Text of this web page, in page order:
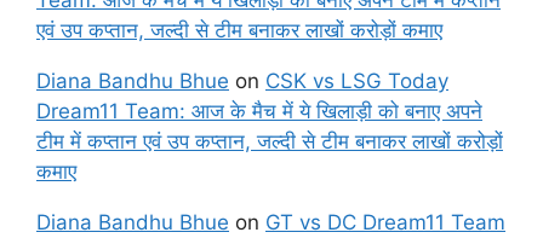
एवं उप कप्तान, जल्दी से टीम बनाकर लाखों करोड़ों कमाए
Diana Bandhu Bhue on CSK vs LSG Today
Dream11 Team: आज के मैच में ये खिलाड़ी को बनाए अपने
टीम में कप्तान एवं उप कप्तान, जल्दी से टीम बनाकर लाखों करोड़ों
कमाए
Diana Bandhu Bhue on GT vs DC Dream11 Team